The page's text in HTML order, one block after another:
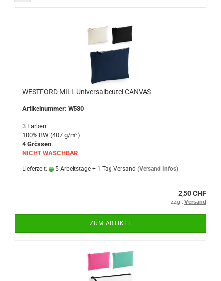
WESTFORD MILL Universalbeutel CANVAS
Artikelnummer: W530
3 Farben
100% BW (407 g/m²)
4 Grössen
NICHT WASCHBAR
Lieferzeit: 5 Arbeitstage + 1 Tag Versand (Versand Infos)
2,50 CHF
zzgl. Versand
ZUM ARTIKEL